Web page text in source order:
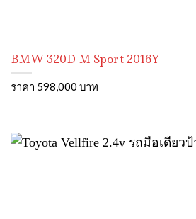
BMW 320D M Sport 2016Y
ราคา 598,000 บาท